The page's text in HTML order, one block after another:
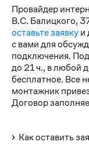
Провайдер
В.С. Балицкого,
оставьте заявкуи
с вами для
подключения.
до 21 ч., в любой
бесплатное. Все
монтажник
Договор
Как оставить